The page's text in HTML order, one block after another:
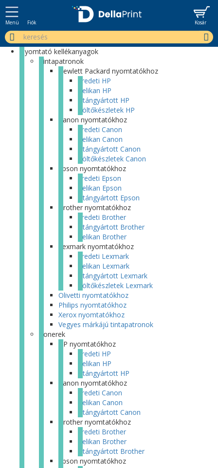
Menü Fiók Kosár
Nyomtató kellékanyagok
Tintapatronok
Hewlett Packard nyomtatókhoz
Eredeti HP
Pelikan HP
Utángyártott HP
Töltőkészletek HP
Canon nyomtatókhoz
Eredeti Canon
Pelikan Canon
Utángyártott Canon
Töltőkészletek Canon
Epson nyomtatókhoz
Eredeti Epson
Pelikan Epson
Utángyártott Epson
Brother nyomtatókhoz
Eredeti Brother
Utángyártott Brother
Pelikan Brother
Lexmark nyomtatókhoz
Eredeti Lexmark
Pelikan Lexmark
Utángyártott Lexmark
Töltőkészletek Lexmark
Olivetti nyomtatókhoz
Philips nyomtatókhoz
Xerox nyomtatókhoz
Vegyes márkájú tintapatronok
Tonerek
HP nyomtatókhoz
Eredeti HP
Pelikan HP
Utángyártott HP
Canon nyomtatókhoz
Eredeti Canon
Pelikan Canon
Utángyártott Canon
Brother nyomtatókhoz
Eredeti Brother
Pelikan Brother
Utángyártott Brother
Epson nyomtatókhoz